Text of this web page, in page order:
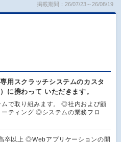
掲載期間：26/07/23～26/08/19
用スクラッチシステムのカスタ
に携わって いただきます。
ムで取り組みます。 ◎社内および顧
ティング ◎システムの業務フロ
卒以上 ◎Webアプリケーションの開